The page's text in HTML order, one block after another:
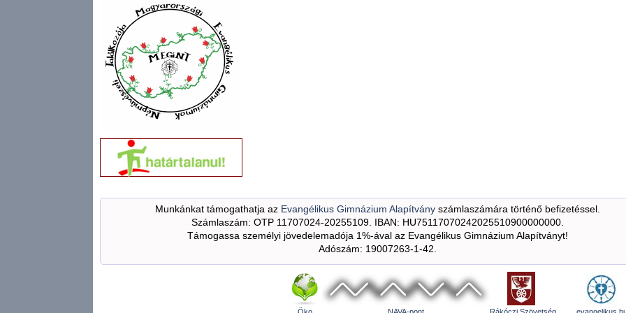
Munkánkat támogathatja az Evangélikus Gimnázium Alapítványszámlaszámára történő befizetéssel.
Számlaszám: OTP 11707024-20255109. IBAN: HU75117070242025510900000000.
Támogassa személyi jövedelemadója 1%-ával az Evangélikus Gimnázium Alapítványt!
Adószám: 19007263-1-42.